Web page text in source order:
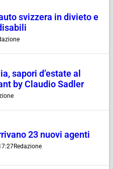
svizzera in divieto e
sapori d’estate al
by Claudio Sadler
23 nuovi agenti
Redazione